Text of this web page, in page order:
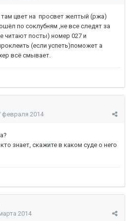
цвет на просвет желтый (ржа)
по соклубням ,не все следят за
читают посты) номер 027 и
(если успеть)поможет а
всё смывает.
февраля 2014
знает, скажите в каком суде о него
2014